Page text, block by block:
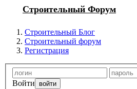
Строительный Форум
Строительный Блог
Строительный форум
Регистрация
Войти